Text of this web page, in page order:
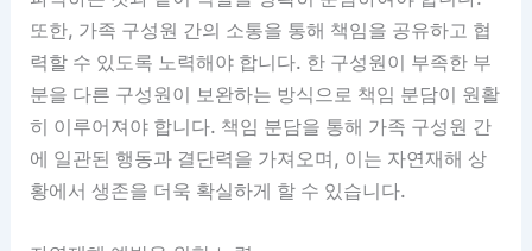
또한, 가족 구성원 간의 소통을 통해 책임을 공유하고 협
력할 수 있도록 노력해야 합니다. 한 구성원이 부족한 부
분을 다른 구성원이 보완하는 방식으로 책임 분담이 원활
히 이루어져야 합니다. 책임 분담을 통해 가족 구성원 간
에 일관된 행동과 결단력을 가져오며, 이는 자연재해 상
황에서 생존을 더욱 확실하게 할 수 있습니다.